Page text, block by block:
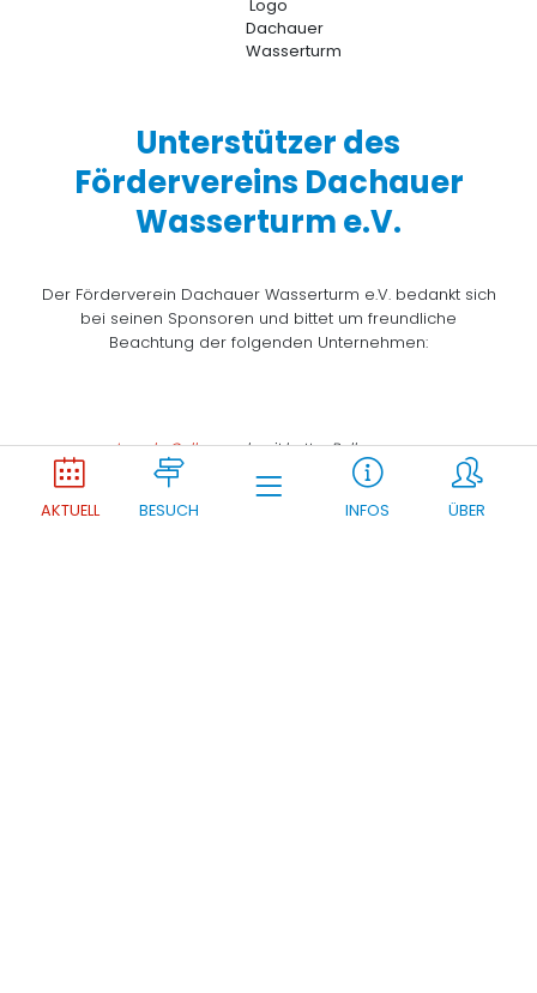
Unterstützer des
Fördervereins Dachauer
Wasserturm e.V.
Der Förderverein Dachauer Wasserturm e.V. bedankt sich
bei seinen Sponsoren und bittet um freundliche
Beachtung der folgenden Unternehmen:
Joomla Gallerymakes it better. Balbooa.com
AKTUELL BESUCH INFOS ÜBER